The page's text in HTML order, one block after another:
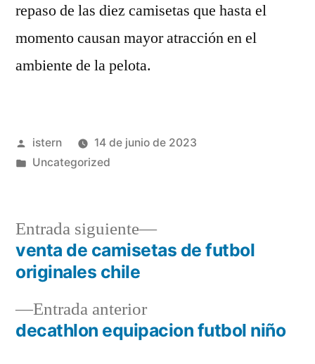
repaso de las diez camisetas que hasta el
momento causan mayor atracción en el
ambiente de la pelota.
Publicado
por
istern
14 de junio de 2023
Publicado
Uncategorized
Navegación
entradas
Entrada anteriorEntrada
anterior:
decathlon equipacion futbol niño
Entrada siguiente
Entrada
siguiente:
venta de camisetas de futbol
originales chile